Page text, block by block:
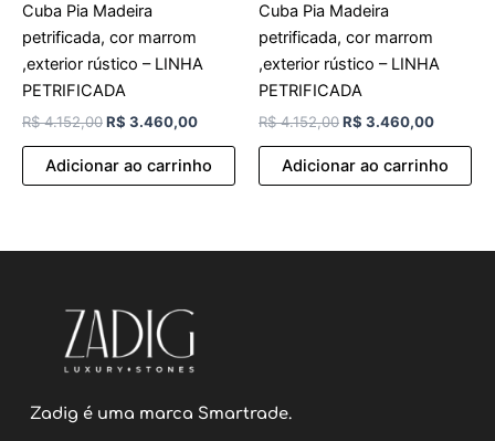
Cuba Pia Madeira
petrificada, cor marrom
,exterior rústico – LINHA
PETRIFICADA
R$4.152,00R$ 3.460,00
Adicionar ao carrinho
Cuba Pia Madeira
petrificada, cor marrom
,exterior rústico – LINHA
PETRIFICADA
R$4.152,00R$ 3.460,00
Adicionar ao carrinho
Zadig é uma marca Smartrade.